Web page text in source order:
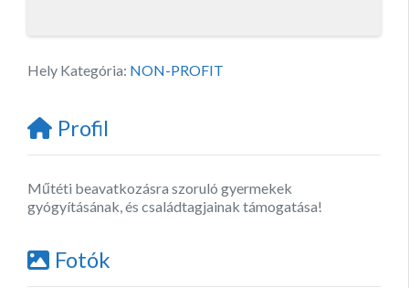
Hely Kategória: NON-PROFIT
Profil
Műtéti beavatkozásra szoruló gyermekek
gyógyításának, és családtagjainak támogatása!
Fotók